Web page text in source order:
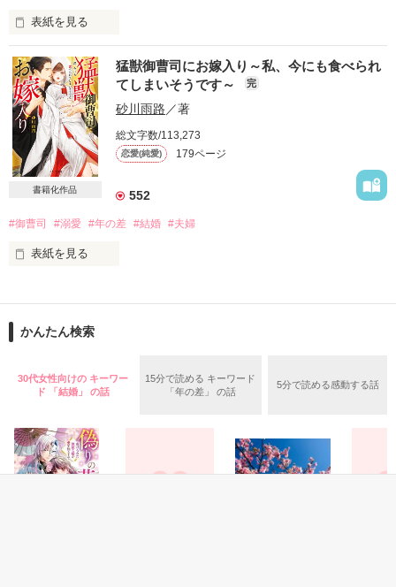
×
建設会社副社長
榛名佑（はるなたすく）29歳
運命のいたずら？
はたまた必然？
ねえ、私のこと花嫁にしてくれますか？
＊＊＊＊＊
2020.6.1〜2020.6.8
表紙を見る
『それは、また身体で払ってくれるって意味か？』
難攻不落なドS王子・高坂樹（32）
×
『結婚願望はありません！』
枯れ気味のシングルマザー・妹尾繭（28）
は、ひとり息子の旬太と暮らす
が……旬太のパパであるエリート弁護士
作品を読む
書籍化作品
猛獣御曹司にお嫁入り～私、今にも食べられ
てしまいそうです～
完
砂川雨路 ／著
総文字数/113,273
恋愛(純愛) 179ページ
552
#御曹司 #溺愛 #年の差 #結婚 #夫婦
表紙を見る
幾子（いくこ）はあなたに嫁ぎます。
12歳年上で、笑顔が優しい旦那様。
だけど、その瞳の奥にあるものはなに？
三実（みつざね）さん、あなたは一体何者なの？
幾子、二十歳のお嫁入りストーリー
かんたん検索
30代女性向けの キーワー
ド 「結婚」 の話
15分で読める キーワード
「年の差」 の話
5分で読める感動する話